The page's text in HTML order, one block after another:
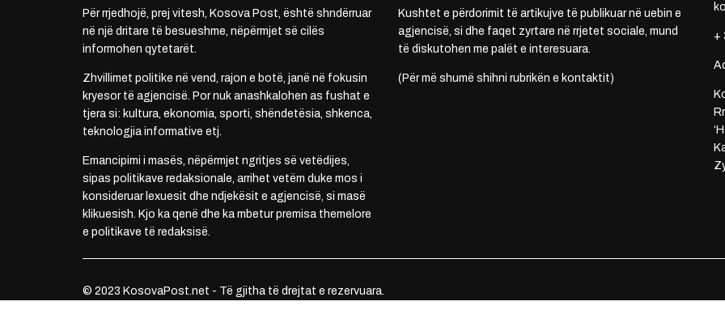
Për rrjedhojë, prej vitesh, Kosova Post, është shndërruar
në një dritare të besueshme, nëpërmjet së cilës
informohen qytetarët.
Zhvillimet politike në vend, rajon e botë, janë në fokusin
kryesor të agjencisë. Por nuk anashkalohen as fushat e
tjera si: kultura, ekonomia, sporti, shëndetësia, shkenca,
teknologjia informative etj.
Emancipimi i masës, nëpërmjet ngritjes së vetëdijes,
sipas politikave redaksionale, arrihet vetëm duke mos i
konsideruar lexuesit dhe ndjekësit e agjencisë, si masë
klikuesish. Kjo ka qenë dhe ka mbetur premisa themelore
e politikave të redaksisë.
Kushtet e përdorimit të artikujve të publikuar në uebin e
agjencisë, si dhe faqet zyrtare në rrjetet sociale, mund
të diskutohen me palët e interesuara.
(Për më shumë shihni rubrikën e kontaktit)
+
© 2023 KosovaPost.net - Të gjitha të drejtat e rezervuara.